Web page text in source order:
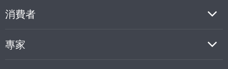
消費者
專家